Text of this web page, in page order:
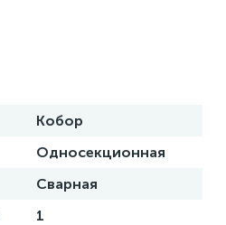
Кобор
Односекционная
Сварная
1